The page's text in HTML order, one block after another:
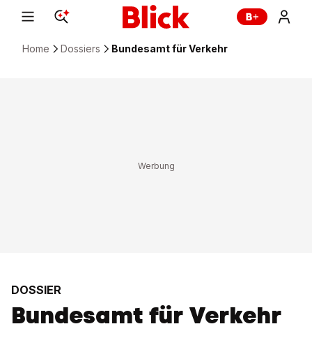
Home Dossiers Bundesamt für Verkehr
DOSSIER
Bundesamt für Verkehr